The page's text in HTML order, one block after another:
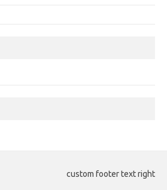
custom footer text right